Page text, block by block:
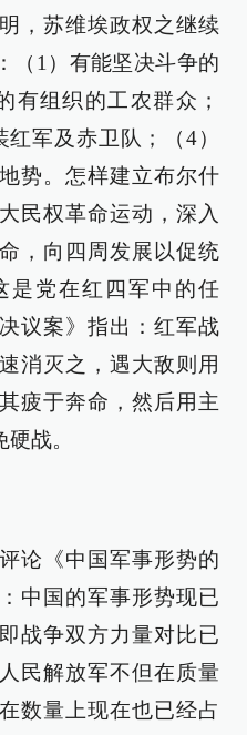
，苏维埃政权之继续
（1）有能坚决斗争的
有组织的工农群众；
红军及赤卫队；（4）
势。怎样建立布尔什
民权革命运动，深入
，向四周发展以促统
是党在红四军中的任
议案》指出：红军战
消灭之，遇大敌则用
疲于奔命，然后用主
战。
论《中国军事形势的
中国的军事形势现已
战争双方力量对比已
民解放军不但在质量
数量上现在也已经占